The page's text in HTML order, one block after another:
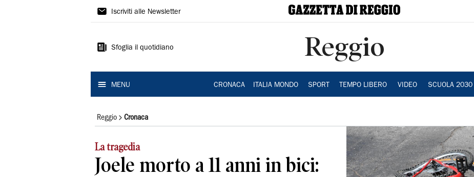
Gazzetta
Reggio
Iscriviti alle Newsletter
Sfoglia il quotidiano Reggio
MENU CRONACA ITALIA MONDO SPORT TEMPO LIBERO VIDEO SCUOLA 2030
Reggio Cronaca
La tragedia
Joele morto a 11 anni in bici: